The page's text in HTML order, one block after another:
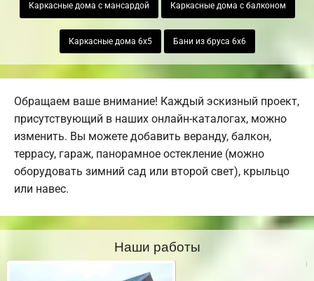
Каркасные дома с мансардой Каркасные дома с балконом
Каркасные дома 6х5 Бани из бруса 6х6
Обращаем ваше внимание! Каждый эскизный проект,
присутствующий в наших онлайн-каталогах, можно
изменить. Вы можете добавить веранду, балкон,
террасу, гараж, панорамное остекление (можно
оборудовать зимний сад или второй свет), крыльцо
или навес.
Наши работы